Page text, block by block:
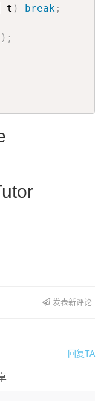
t ) break;
) ;
发表新评论
回复TA